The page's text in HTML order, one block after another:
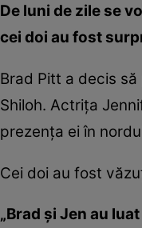
De luni de zile se
cei doi au fost
Brad Pitt a decis
Shiloh. Actriţa
prezenţa ei în
Cei doi au fost
„Brad şi Jen au